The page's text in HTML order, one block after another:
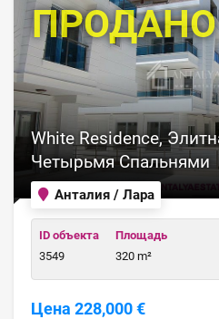
Анталия / Лара
White Residence,
Четырьмя Спальнями
ID объекта
3549
Площадь
320 m²
Цена 228,000 €
ПРОДАНО